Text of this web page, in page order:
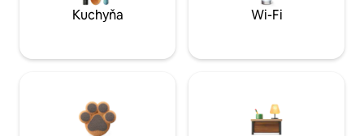
Kuchyňa Wi-Fi